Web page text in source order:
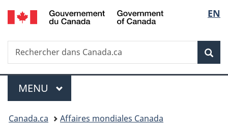
Passer
au
principal
Passer
à
Au
du
Passer
à
version
simplifiée
de
la
EN
Recherche
Rechercher
dans
Menu
MENU PRINCIPAL
Vous
Canada.ca Affaires mondiales Canada